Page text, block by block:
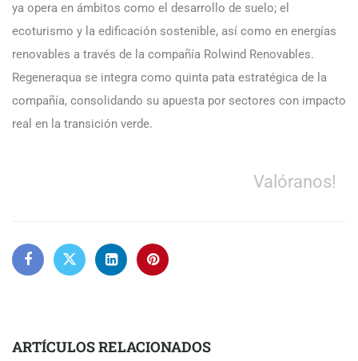
ya opera en ámbitos como el desarrollo de suelo; el
ecoturismo y la edificación sostenible, así como en energías
renovables a través de la compañía Rolwind Renovables.
Regeneraqua se integra como quinta pata estratégica de la
compañía, consolidando su apuesta por sectores con impacto
real en la transición verde.
Valóranos!
ARTÍCULOS RELACIONADOS